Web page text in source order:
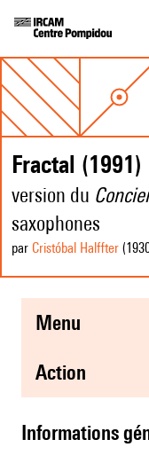
Fractal (1991)
version du
saxophones
par Cristóbal Halffter
menu
action
informations